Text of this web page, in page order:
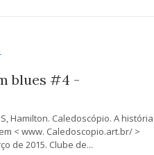
blues #4 -
Hamilton. Caledoscópio. A história
< www. Caledoscopio.art.br/ >
de 2015. Clube de...